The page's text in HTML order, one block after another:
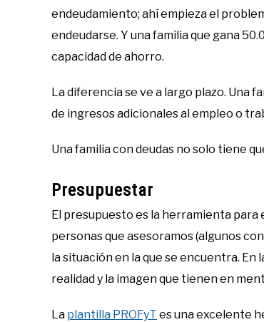
endeudamiento; ahí empieza el
endeudarse. Y una familia que gana
capacidad de ahorro.
La diferencia se ve a largo plazo. Una
de ingresos adicionales al empleo o
Una familia con deudas no solo tiene
Presupuestar
El presupuesto es la herramienta para
personas que asesoramos (algunos
la situación en la que se encuentra. En
realidad y la imagen que tienen en
La plantilla PROFyT es una excelente